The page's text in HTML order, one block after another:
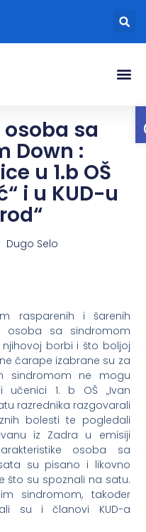
sa
Down :
u 1.b OŠ
i u KUD-u
Dugo Selo
rasparenih i šarenih
osoba sa sindromom
borbi i što boljoj
čarape izabrane su za
sindromom ne mogu
učenici 1. b OŠ „Ivan
razrednika razgovarali
bolesti te pogledali
iz Zadra u emisiji
osoba sa
su pisano i likovno
što su spoznali na satu.
sindromom, također
su i članovi KUD-a